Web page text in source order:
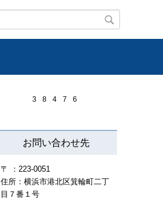
3 8 4 7 6
お問い合わせ先
〒 ：223-0051
住所：横浜市港北区箕輪町二丁
目７番１号